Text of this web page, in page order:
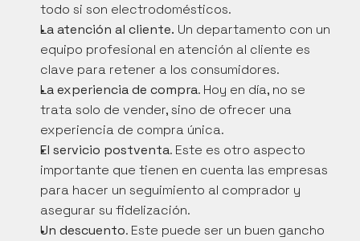
todo si son electrodomésticos.
La atención al cliente. Un departamento con un
equipo profesional en atención al cliente es
clave para retener a los consumidores.
La experiencia de compra. Hoy en día, no se
trata solo de vender, sino de ofrecer una
experiencia de compra única.
El servicio postventa. Este es otro aspecto
importante que tienen en cuenta las empresas
para hacer un seguimiento al comprador y
asegurar su fidelización.
Un descuento. Este puede ser un buen gancho